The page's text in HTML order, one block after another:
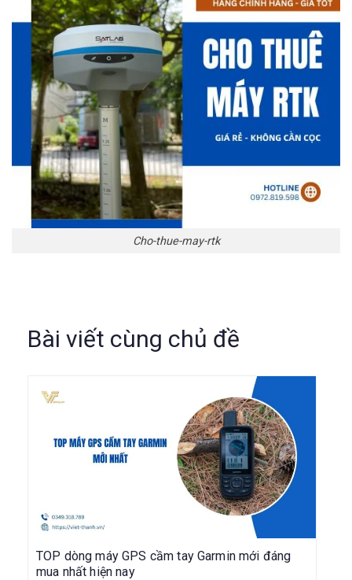
Cho-thue-may-rtk
Bài viết cùng chủ đề
TOP dòng máy GPS cầm tay Garmin mới đáng
mua nhất hiện nay